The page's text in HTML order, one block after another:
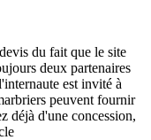
du fait que le site
deux partenaires
est invité à
peuvent fournir
déjà d'une concession,